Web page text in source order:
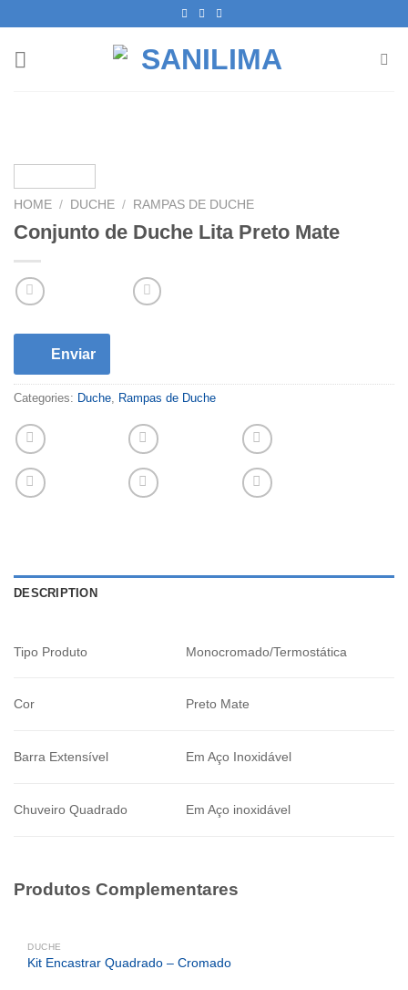
content
HOME / DUCHE / RAMPAS DE DUCHE
Conjunto de Duche Lita Preto Mate
Enviar
Categories: Duche, Rampas de Duche
DESCRIPTION
Tipo Produto Monocromado/Termostática
Cor Preto Mate
Barra Extensível Em Aço Inoxidável
Chuveiro Quadrado Em Aço inoxidável
Produtos Complementares
DUCHE
Kit Encastrar Quadrado – Cromado